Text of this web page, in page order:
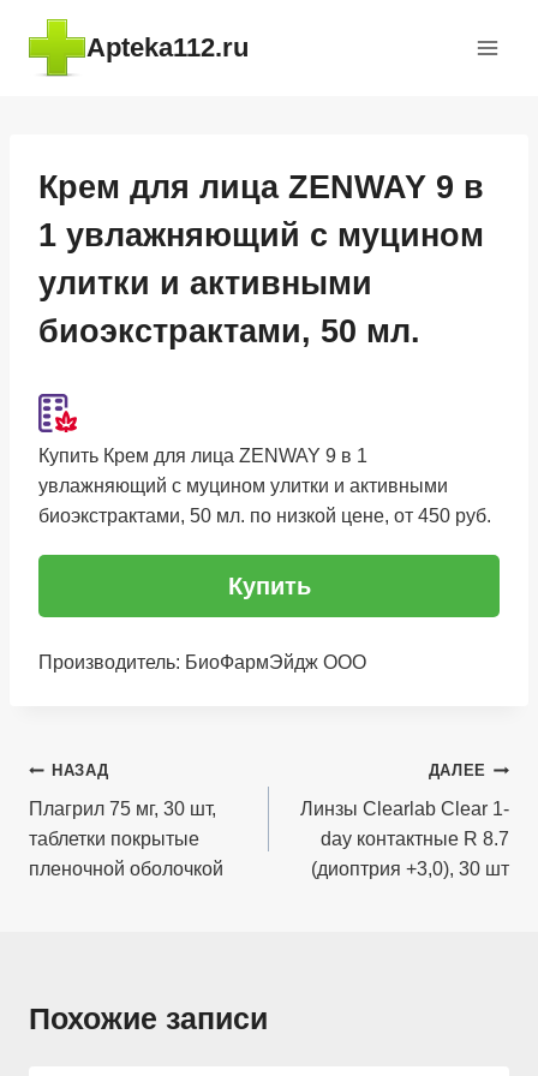
Перейти
содержимому
Apteka112.ru
Крем для лица ZENWAY 9 в
1 увлажняющий с муцином
улитки и активными
биоэкстрактами, 50 мл.
Купить Крем для лица ZENWAY 9 в 1
увлажняющий с муцином улитки и активными
биоэкстрактами, 50 мл. по низкой цене, от 450 руб.
Купить
Производитель: БиоФармЭйдж ООО
Навигация
по
записям
НАЗАД
Плагрил 75 мг, 30 шт,
таблетки покрытые
пленочной оболочкой
ДАЛЕЕ
Линзы Clearlab Clear 1-
day контактные R 8.7
(диоптрия +3,0), 30 шт
Похожие записи